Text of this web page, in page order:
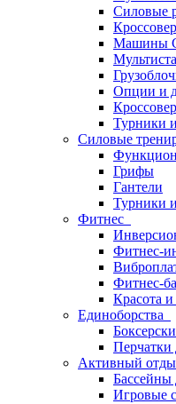
Силовые
Машины
Опции и
Турники
Силовые
Грифы
Гантели
Турники
Фитнес
Фитнес-
Фитнес-
Красота и
Единоборства
Перчатки
Активный
Бассейны
Игровые